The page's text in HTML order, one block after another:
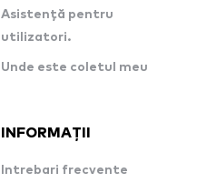
Asistență pentru
utilizatori.
Unde este coletul meu
INFORMAȚII
Intrebari frecvente